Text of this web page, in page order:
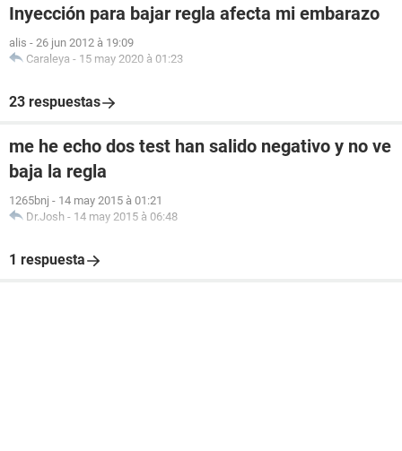
Inyección para bajar regla afecta mi embarazo
alis - 26 jun 2012 à 19:09
Caraleya - 15 may 2020 à 01:23
23 respuestas
me he echo dos test han salido negativo y no ve
baja la regla
1265bnj - 14 may 2015 à 01:21
Dr.Josh - 14 may 2015 à 06:48
1 respuesta